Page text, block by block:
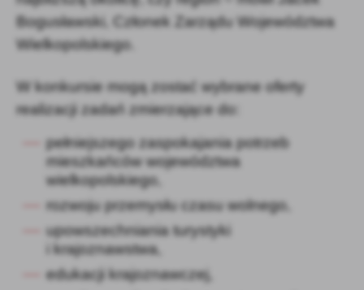
Bogusławski, Członek Zarządu Województwa
Wielkopolskiego.
W konkursie mogą zostać wybrane oferty
realizacji zadań zmierzające do:
pełniejszego zaspokajania potrzeb
mieszkańców województwa
wielkopolskiego,
rozwoju przemysłu czasu wolnego,
upowszechniania turystyki
i krajoznawstwa,
edukacji krajoznawczej,